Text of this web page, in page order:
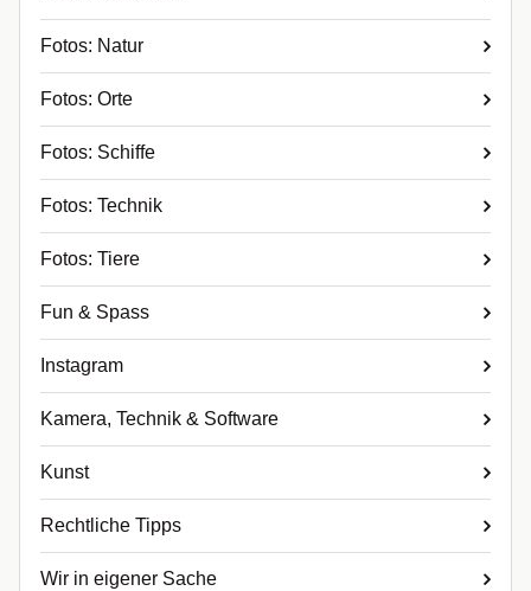
Fotos: Natur
Fotos: Orte
Fotos: Schiffe
Fotos: Technik
Fotos: Tiere
Fun & Spass
Instagram
Kamera, Technik & Software
Kunst
Rechtliche Tipps
Wir in eigener Sache